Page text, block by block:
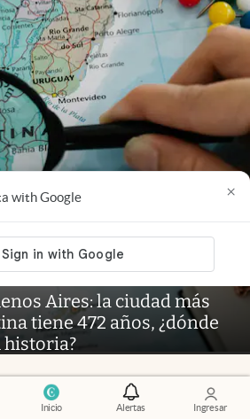
Inicio Alertas Ingresar
with Google ×
Aires: la ciudad más
tiene 472 años, ¿dónde
historia?